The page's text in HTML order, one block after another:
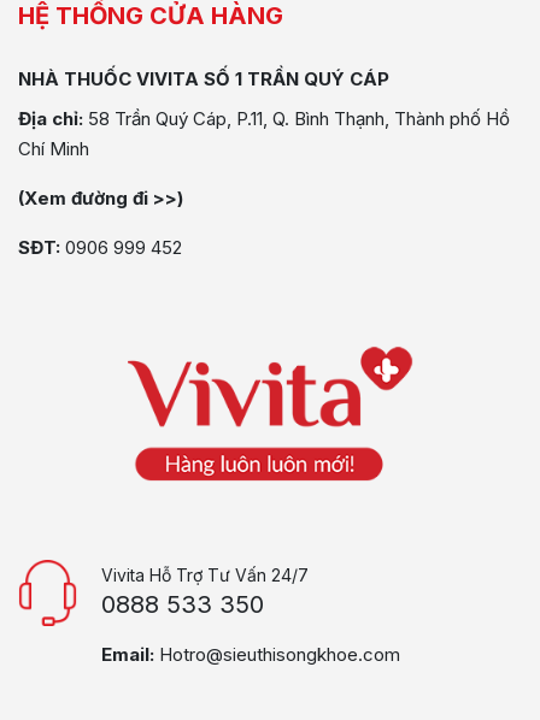
HỆ THỐNG CỬA HÀNG
NHÀ THUỐC VIVITA SỐ 1 TRẦN QUÝ CÁP
Địa chỉ: 58 Trần Quý Cáp, P.11, Q. Bình Thạnh, Thành phố Hồ
Chí Minh
(Xem đường đi >>)
SĐT: 0906 999 452
Vivita Hỗ Trợ Tư Vấn 24/7
0888 533 350
Email: Hotro@sieuthisongkhoe.com